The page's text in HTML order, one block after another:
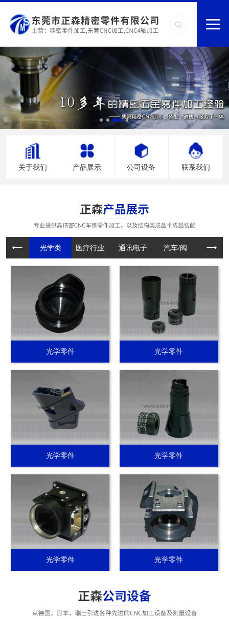
关于我们 产品展示 公司设备 联系我们
光学类 医疗行业... 通讯电子... 汽车/阀... 电动工
光学零件 光学零件
光学零件 光学零件
光学零件 光学零件